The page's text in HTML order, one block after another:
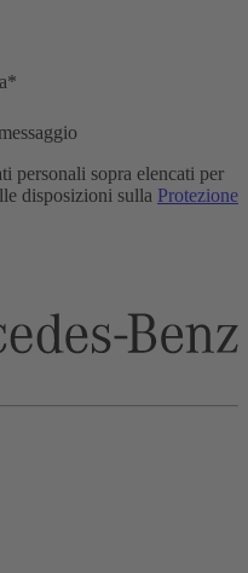
personali sopra elencati per
disposizioni sulla Protezione